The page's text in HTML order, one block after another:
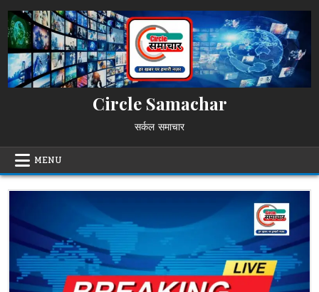
to
content
Circle Samachar
सर्कल समाचार
MENU